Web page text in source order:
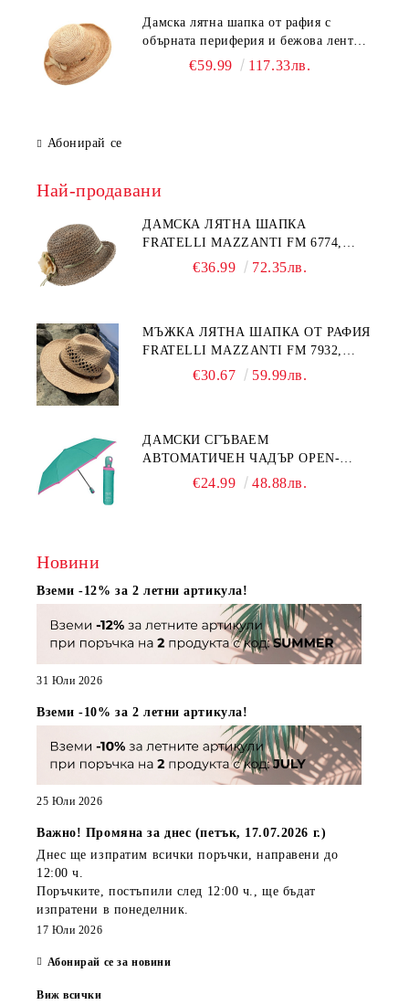
Дамска лятна шапка от рафия с
обърната периферия и бежова лента
Fratelli Mazzanti | Натурален
€59.99 117.33лв.
Абонирай се
Най-продавани
ДАМСКА ЛЯТНА ШАПКА
FRATELLI MAZZANTI FM 6774,
НАТУРАЛЕН/ЖЪЛТО ЦВЕТЕ
€36.99 72.35лв.
МЪЖКА ЛЯТНА ШАПКА ОТ РАФИЯ
FRATELLI MAZZANTI FM 7932,
НАТУРАЛЕН
€30.67 59.99лв.
ДАМСКИ СГЪВАЕМ
АВТОМАТИЧЕН ЧАДЪР OPEN-
CLOSE | PERLETTI TECHNOLOGY
€24.99 48.88лв.
Новини
Вземи -12% за 2 летни артикула!
31 Юли 2026
Вземи -10% за 2 летни артикула!
25 Юли 2026
Важно! Промяна за днес (петък, 17.07.2026 г.)
Днес ще изпратим всички поръчки, направенидо
12:00 ч.
Поръчките, постъпили след 12:00 ч. , ще бъдат
изпратени в понеделник.
17 Юли 2026
Абонирай се за новини
Виж всички